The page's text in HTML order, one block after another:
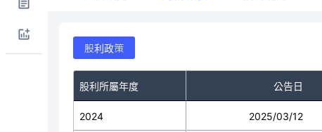
股利政策
股利所屬年度 公告日
2024 2025/03/12